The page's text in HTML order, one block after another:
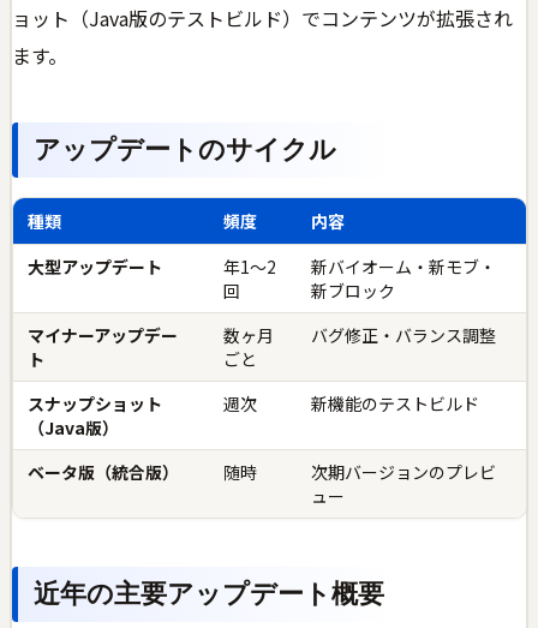
ョット（Java版のテストビルド）でコンテンツが拡張され
ます。
アップデートのサイクル
種類 頻度
内容
大型アップデート
年1〜2
回
新バイオーム・新モブ・
新ブロック
マイナーアップデー
ト
数ヶ月
ごと
バグ修正・バランス調整
スナップショット
（Java版）
週次 新機能のテストビルド
ベータ版（統合版） 随時
次期バージョンのプレビ
ュー
近年の主要アップデート概要